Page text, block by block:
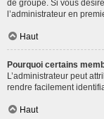
de groupe. Si vous
l’administrateur en
Haut
Pourquoi certains
L’administrateur peut
rendre facilement
Haut